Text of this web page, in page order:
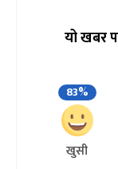
यो खबर
83%
खुसी